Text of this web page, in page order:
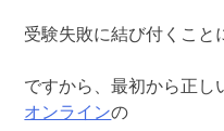
受験失敗に結び付くこと
ですから、最初から正し
オンラインの